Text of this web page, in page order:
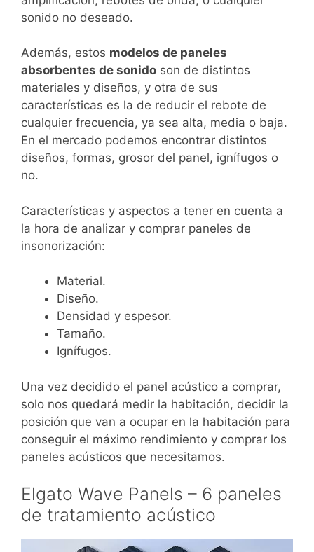
sonido no deseado.
Además, estos modelos de paneles
absorbentes de sonido son de distintos
materiales y diseños, y otra de sus
características es la de reducir el rebote de
cualquier frecuencia, ya sea alta, media o baja.
En el mercado podemos encontrar distintos
diseños, formas, grosor del panel, ignífugos o
no.
Características y aspectos a tener en cuenta a
la hora de analizar y comprar paneles de
insonorización:
Material.
Diseño.
Densidad y espesor.
Tamaño.
Ignífugos.
Una vez decidido el panel acústico a comprar,
solo nos quedará medir la habitación, decidir la
posición que van a ocupar en la habitación para
conseguir el máximo rendimiento y comprar los
paneles acústicos que necesitamos.
Elgato Wave Panels – 6 paneles
de tratamiento acústico